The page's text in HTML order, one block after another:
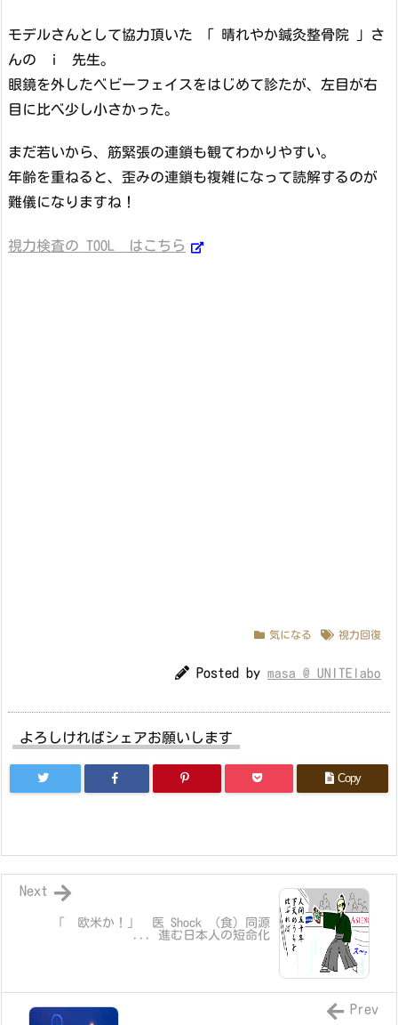
モデルさんとして協力頂いた 「 晴れやか鍼灸整骨院 」さ
んの i 先生。
眼鏡を外したベビーフェイスをはじめて診たが、左目が右
目に比べ少し小さかった。
まだ若いから、筋緊張の連鎖も観てわかりやすい。
年齢を重ねると、歪みの連鎖も複雑になって読解するのが
難儀になりますね！
視力検査の TOOL はこちら
気になる 視力回復
Posted by masa @ UNITElabo
よろしければシェアお願いします
Copy
「 欧米か！」 医 Shock （食）同源
... 進む日本人の短命化
Next
Prev